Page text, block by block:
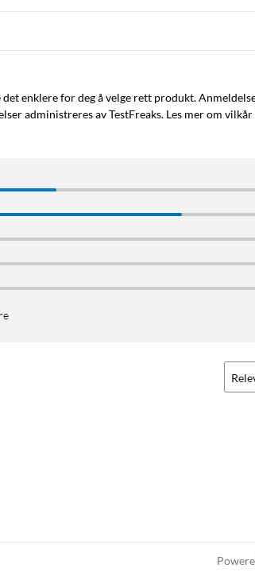
enklere for deg å velge rett produkt.
administreres av TestFreaks. Les mer om